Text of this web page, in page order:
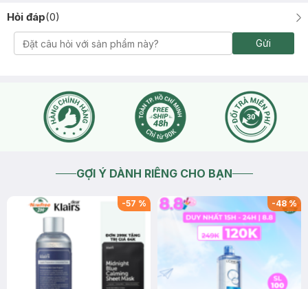
Hỏi đáp(0)
Gửi
GỢI Ý DÀNH RIÊNG CHO BẠN
-57 % -48%